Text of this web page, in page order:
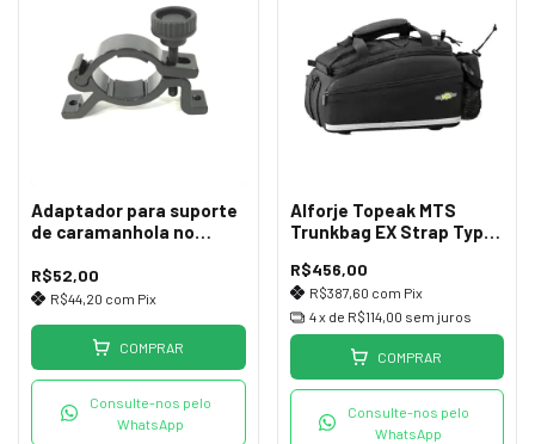
Adaptador para suporte
de caramanhola no
R$52,00
R$44,20 com Pix
COMPRAR
Consulte-nos pelo
WhatsApp
Alforje Topeak MTS
Trunkbag EX Strap Type
R$456,00
R$387,60 com Pix
4x de R$114,00 sem juros
COMPRAR
Consulte-nos pelo
WhatsApp